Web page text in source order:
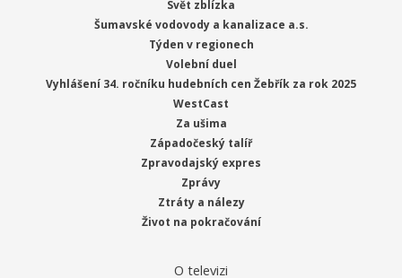
Svět zblízka
Šumavské vodovody a kanalizace a.s.
Týden v regionech
Volební duel
Vyhlášení 34. ročníku hudebních cen Žebřík za rok 2025
WestCast
Za ušima
Západočeský talíř
Zpravodajský expres
Zprávy
Ztráty a nálezy
Život na pokračování
O televizi